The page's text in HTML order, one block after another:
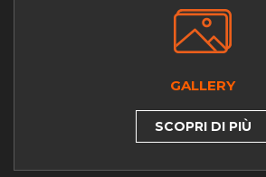
GALLERY
SCOPRI DI PIÙ